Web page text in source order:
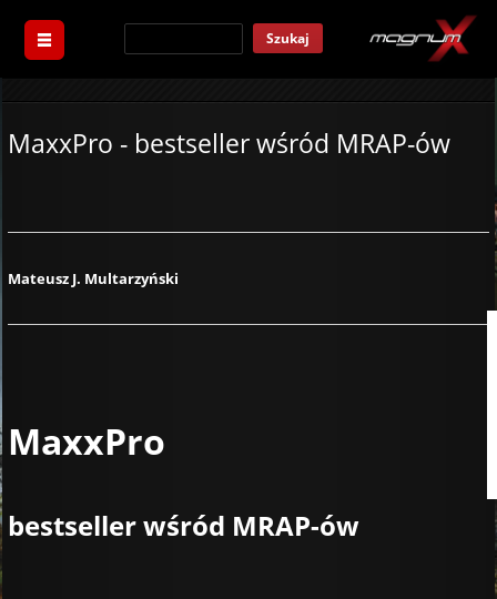
Szukaj
MaxxPro - bestseller wśród MRAP-ów
Mateusz J. Multarzyński
MaxxPro
bestseller wśród MRAP-ów